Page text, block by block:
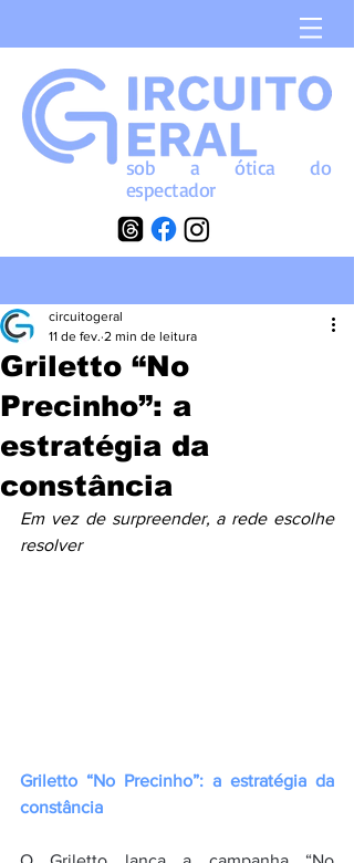
sob aóticado
espectador
Griletto “No
Precinho”: a
estratégia da
constância
circuitogeral
11 de fev. 2 min de leitura
Em vez de surpreender, a rede escolhe
resolver
Griletto “No Precinho”: a estratégia da
constância